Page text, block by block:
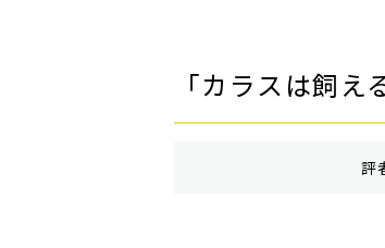
「カラスは飼
評